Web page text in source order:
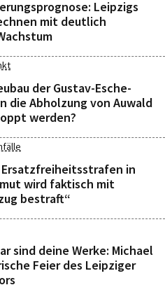
Leipzigs
mit deutlich
der Gustav-Esche-
die Abholzung von Auwald
werden?
Ersatzfreiheitsstrafen in
wird faktisch mit
bestraft“
sind deine Werke: Michael
Feier des Leipziger